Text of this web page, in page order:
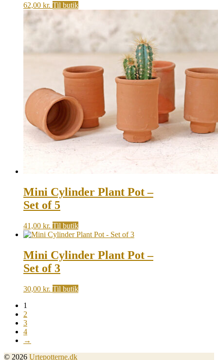
62,00 kr. Til butik
Mini Cylinder Plant Pot –
Set of 5
41,00 kr. Til butik
Mini Cylinder Plant Pot –
Set of 3
30,00 kr. Til butik
1
2
3
4
→
© 2026 Urtepotterne.dk